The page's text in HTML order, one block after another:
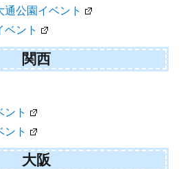
公園イベント
ベント
関西
ント
ント
大阪